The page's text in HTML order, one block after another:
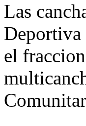
Las
Deportiva
el